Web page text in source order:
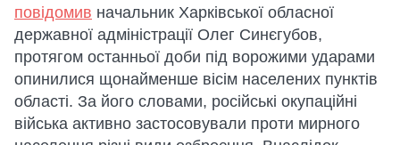
повідомив начальник Харківської обласної
державної адміністрації Олег Синєгубов,
протягом останньої доби під ворожими ударами
опинилися щонайменше вісім населених пунктів
області. За його словами, російські окупаційні
війська активно застосовували проти мирного